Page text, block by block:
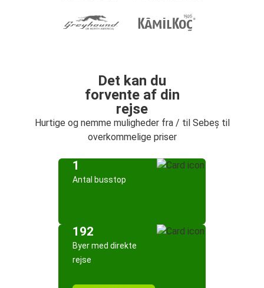
Det kan du
forvente af din
rejse
Hurtige og nemme muligheder fra / til Sebeș til
overkommelige priser
1
Antal busstop
192
Byer med direkte
rejse